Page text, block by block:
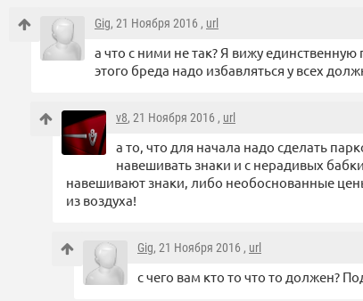
Gig, 21 Ноября 2016 , url
а что с ними не так? Я вижу
этого бреда надо избавляться у всех
v8, 21 Ноября 2016 , url
а то, что для начала надо сделать
навешивать знаки и с нерадивых
навешивают знаки, либо необоснованные
из воздуха!
Gig, 21 Ноября 2016 , url
с чего вам кто то что то должен?